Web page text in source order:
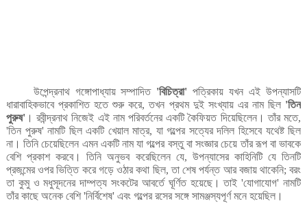
উপেন্দ্রনাথ গঙ্গোপাধ্যায় সম্পাদিত 'বিচিত্রা' পত্রিকায় যখন এই উপন্যাসটি
ধারাবাহিকভাবে প্রকাশিত হতে শুরু করে,তখন প্রথম দুই সংখ্যায় এর নাম ছিল 'তিন
পুরুষ'। রবীন্দ্রনাথ নিজেই এই নাম পরিবর্তনের একটি কৈফিয়ত দিয়েছিলেন। তাঁর মতে,
'তিন পুরুষ'নামটি ছিল একটি খেয়াল মাত্র, যা গল্পের সত্যের দলিল হিসেবে যথেষ্ট ছিল
না। তিনি চেয়েছিলেন এমন একটি নাম যা গল্পের বস্তু বা সংজ্ঞার চেয়ে তাঁর রূপ বা ভাবকে
বেশি প্রকাশ করবে। তিনি অনুভব করেছিলেন যে, উপন্যাসের কাহিনিটি যে তিনটি
প্রজন্মের ওপর ভিত্তি করে গড়ে ওঠার কথা ছিল,তা শেষ পর্যন্ত আর বজায় থাকেনি;বরং
তা কুমু ও মধুসূদনের দাম্পত্য সংকটের আবর্তে ঘূর্ণিত হয়েছে। তাই 'যোগাযোগ'নামটি
তাঁর কাছে অনেক বেশি'নির্বিশেষ' এবং গল্পের রসের সঙ্গে সামঞ্জস্যপূর্ণ মনে হয়েছিল।